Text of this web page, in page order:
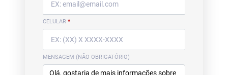
CELULAR *
MENSAGEM (NÃO OBRIGATÓRIO)